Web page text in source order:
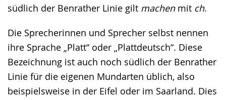
südlich der Benrather Linie gilt machenmit ch.
Die Sprecherinnen und Sprecher selbst nennen
ihre Sprache „Platt“ oder „Plattdeutsch“. Diese
Bezeichnung ist auch noch südlich der Benrather
Linie für die eigenen Mundarten üblich, also
beispielsweise in der Eifel oder im Saarland. Dies